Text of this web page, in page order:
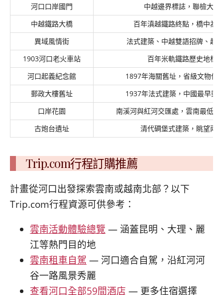
河口口岸國門
中越邊界標誌，聯檢大樓
中越鐵路大橋
百年滇越鐵路終點，橋中為
異域風情街
法式建築、中越雙語招牌、越
1903河口老火車站
百年米軌鐵路歷史地標
河口起義紀念館
1897年海關舊址，省級文物保
郵政大樓舊址
1937年法式建築，中國最早郵
口岸花園
南溪河與紅河交匯處，雲南最低海
古炮台遺址
清代碉堡式建築，眺望兩
Trip.com行程訂購推薦
計畫從河口出發探索雲南或越南北部？以下
Trip.com行程資源可供參考：
雲南活動體驗總覽 — 涵蓋昆明、大理、麗
江等熱門目的地
雲南租車自駕 — 河口適合自駕，沿紅河河
谷一路風景秀麗
查看河口全部59間酒店 — 更多住宿選擇